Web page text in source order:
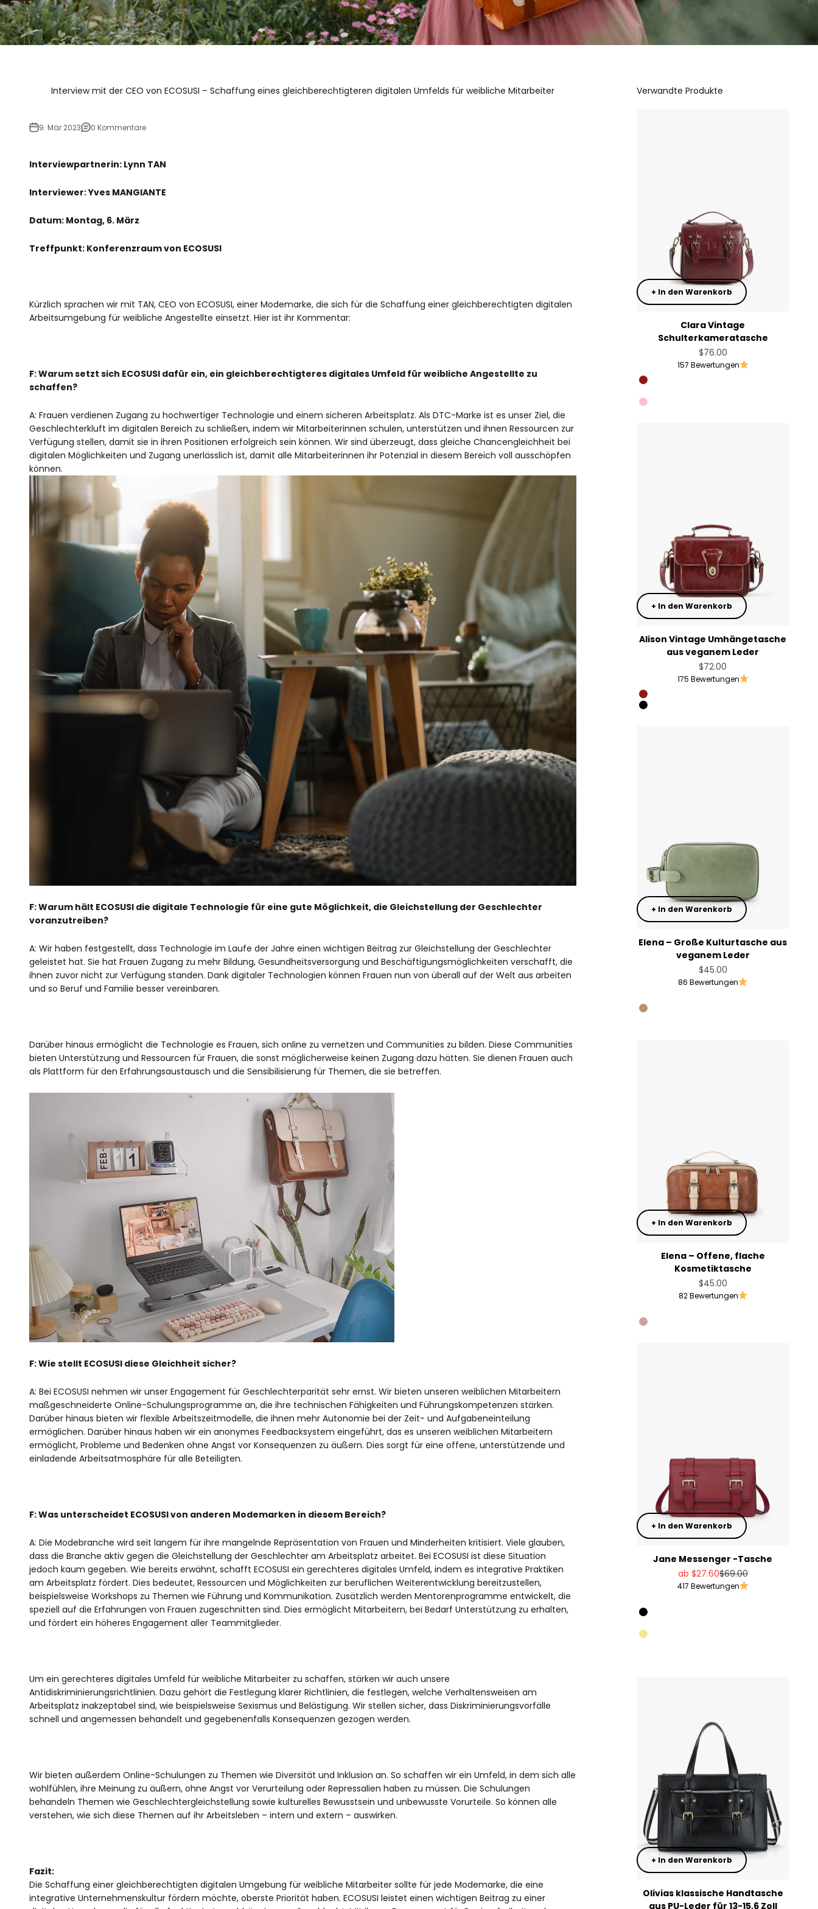
Interview mit der CEO von ECOSUSI – Schaffung eines gleichberechtigteren digitalen Umfelds für weibliche Mitarbeiter
9. Mär 2023 0 Kommentare
Interviewpartnerin: Lynn TAN
Interviewer: Yves MANGIANTE
Datum: Montag, 6. März
Treffpunkt: Konferenzraum von ECOSUSI
Kürzlich sprachen wir mit TAN, CEO von ECOSUSI, einer Modemarke, die sich für die Schaffung einer gleichberechtigten digitalen
Arbeitsumgebung für weibliche Angestellte einsetzt. Hier ist ihr Kommentar:
F: Warum setzt sich ECOSUSI dafür ein, ein gleichberechtigteres digitales Umfeld für weibliche Angestellte zu
schaffen?
A: Frauen verdienen Zugang zu hochwertiger Technologie und einem sicheren Arbeitsplatz. Als DTC-Marke ist es unser Ziel, die
Geschlechterkluft im digitalen Bereich zu schließen, indem wir Mitarbeiterinnen schulen, unterstützen und ihnen Ressourcen zur
Verfügung stellen, damit sie in ihren Positionen erfolgreich sein können. Wir sind überzeugt, dass gleiche Chancengleichheit bei
digitalen Möglichkeiten und Zugang unerlässlich ist, damit alle Mitarbeiterinnen ihr Potenzial in diesem Bereich voll ausschöpfen
können.
F: Warum hält ECOSUSI die digitale Technologie für eine gute Möglichkeit, die Gleichstellung der Geschlechter
voranzutreiben?
A: Wir haben festgestellt, dass Technologie im Laufe der Jahre einen wichtigen Beitrag zur Gleichstellung der Geschlechter
geleistet hat. Sie hat Frauen Zugang zu mehr Bildung, Gesundheitsversorgung und Beschäftigungsmöglichkeiten verschafft, die
ihnen zuvor nicht zur Verfügung standen. Dank digitaler Technologien können Frauen nun von überall auf der Welt aus arbeiten
und so Beruf und Familie besser vereinbaren.
Darüber hinaus ermöglicht die Technologie es Frauen, sich online zu vernetzen und Communities zu bilden. Diese Communities
bieten Unterstützung und Ressourcen für Frauen, die sonst möglicherweise keinen Zugang dazu hätten. Sie dienen Frauen auch
als Plattform für den Erfahrungsaustausch und die Sensibilisierung für Themen, die sie betreffen.
F: Wie stellt ECOSUSI diese Gleichheit sicher?
A: Bei ECOSUSI nehmen wir unser Engagement für Geschlechterparität sehr ernst. Wir bieten unseren weiblichen Mitarbeitern
maßgeschneiderte Online-Schulungsprogramme an, die ihre technischen Fähigkeiten und Führungskompetenzen stärken.
Darüber hinaus bieten wir flexible Arbeitszeitmodelle, die ihnen mehr Autonomie bei der Zeit- und Aufgabeneinteilung
ermöglichen. Darüber hinaus haben wir ein anonymes Feedbacksystem eingeführt, das es unseren weiblichen Mitarbeitern
ermöglicht, Probleme und Bedenken ohne Angst vor Konsequenzen zu äußern. Dies sorgt für eine offene, unterstützende und
einladende Arbeitsatmosphäre für alle Beteiligten.
F: Was unterscheidet ECOSUSI von anderen Modemarken in diesem Bereich?
A: Die Modebranche wird seit langem für ihre mangelnde Repräsentation von Frauen und Minderheiten kritisiert. Viele glauben,
dass die Branche aktiv gegen die Gleichstellung der Geschlechter am Arbeitsplatz arbeitet. Bei ECOSUSI ist diese Situation
jedoch kaum gegeben. Wie bereits erwähnt, schafft ECOSUSI ein gerechteres digitales Umfeld, indem es integrative Praktiken
am Arbeitsplatz fördert. Dies bedeutet, Ressourcen und Möglichkeiten zur beruflichen Weiterentwicklung bereitzustellen,
beispielsweise Workshops zu Themen wie Führung und Kommunikation. Zusätzlich werden Mentorenprogramme entwickelt, die
speziell auf die Erfahrungen von Frauen zugeschnitten sind. Dies ermöglicht Mitarbeitern, bei Bedarf Unterstützung zu erhalten,
und fördert ein höheres Engagement aller Teammitglieder.
Um ein gerechteres digitales Umfeld für weibliche Mitarbeiter zu schaffen, stärken wir auch unsere
Antidiskriminierungsrichtlinien. Dazu gehört die Festlegung klarer Richtlinien, die festlegen, welche Verhaltensweisen am
Arbeitsplatz inakzeptabel sind, wie beispielsweise Sexismus und Belästigung. Wir stellen sicher, dass Diskriminierungsvorfälle
schnell und angemessen behandelt und gegebenenfalls Konsequenzen gezogen werden.
Wir bieten außerdem Online-Schulungen zu Themen wie Diversität und Inklusion an. So schaffen wir ein Umfeld, in dem sich alle
wohlfühlen, ihre Meinung zu äußern, ohne Angst vor Verurteilung oder Repressalien haben zu müssen. Die Schulungen
behandeln Themen wie Geschlechtergleichstellung sowie kulturelles Bewusstsein und unbewusste Vorurteile. So können alle
verstehen, wie sich diese Themen auf ihr Arbeitsleben – intern und extern – auswirken.
Fazit:
Die Schaffung einer gleichberechtigten digitalen Umgebung für weibliche Mitarbeiter sollte für jede Modemarke, die eine
integrative Unternehmenskultur fördern möchte, oberste Priorität haben. ECOSUSI leistet einen wichtigen Beitrag zu einer
Verwandte Produkte
+ In den Warenkorb
Clara Vintage
Schulterkameratasche
Angebot
$76.00
157 Bewertungen
Angola Red
Muted Lilac
Pink
+ In den Warenkorb
Alison Vintage Umhängetasche
aus veganem Leder
Angebot
$72.00
175 Bewertungen
Angola Red
Black
+ In den Warenkorb
Elena – Große Kulturtasche aus
veganem Leder
Angebot
$45.00
86 Bewertungen
Sage Green
Golden Tan
+ In den Warenkorb
Elena – Offene, flache
Kosmetiktasche
Angebot
$45.00
82 Bewertungen
Rust Brown
Dusty Rose Pink
+ In den Warenkorb
Jane Messenger -Tasche
Angebot
ab $27.60Regulärer Preis
$69.00
417 Bewertungen
Rot
Black
Olivgrün
Käsefarbe
+ In den Warenkorb
Olivias klassische Handtasche
aus PU-Leder für 13-15,6 Zoll